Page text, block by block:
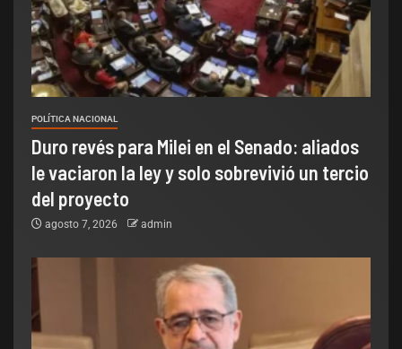
POLÍTICA NACIONAL
Duro revés para Milei en el Senado: aliados
le vaciaron la ley y solo sobrevivió un tercio
del proyecto
agosto 7, 2026 admin